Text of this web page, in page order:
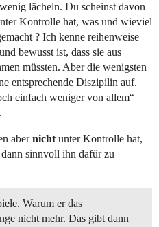
lächeln. Du scheinst davon
Kontrolle hat, was und wieviel
? Ich kenne reihenweise
bewusst ist, dass sie aus
müssten. Aber die wenigsten
entsprechende Diszipilin auf.
einfach weniger von allem“
abernicht unter Kontrolle hat,
sinnvoll ihn dafür zu
Warum er das
nicht mehr. Das gibt dann